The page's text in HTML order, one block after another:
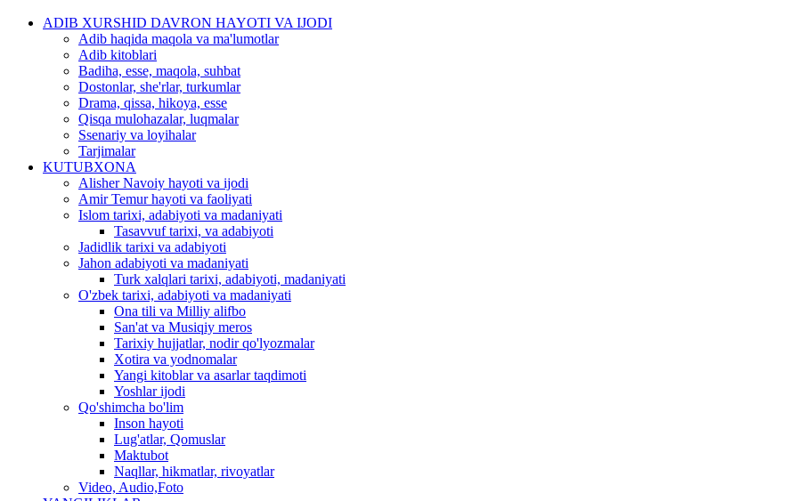
ADIB XURSHID DAVRON HAYOTI VA IJODI
Adib haqida maqola va ma'lumotlar
Adib kitoblari
Badiha, esse, maqola, suhbat
Dostonlar, she'rlar, turkumlar
Drama, qissa, hikoya, esse
Qisqa mulohazalar, luqmalar
Ssenariy va loyihalar
Tarjimalar
KUTUBXONA
Alisher Navoiy hayoti va ijodi
Amir Temur hayoti va faoliyati
Islom tarixi, adabiyoti va madaniyati
Tasavvuf tarixi, va adabiyoti
Jadidlik tarixi va adabiyoti
Jahon adabiyoti va madaniyati
Turk xalqlari tarixi, adabiyoti, madaniyati
O'zbek tarixi, adabiyoti va madaniyati
Ona tili va Milliy alifbo
San'at va Musiqiy meros
Tarixiy hujjatlar, nodir qo'lyozmalar
Xotira va yodnomalar
Yangi kitoblar va asarlar taqdimoti
Yoshlar ijodi
Qo'shimcha bo'lim
Inson hayoti
Lug'atlar, Qomuslar
Maktubot
Naqllar, hikmatlar, rivoyatlar
Video, Audio,Foto